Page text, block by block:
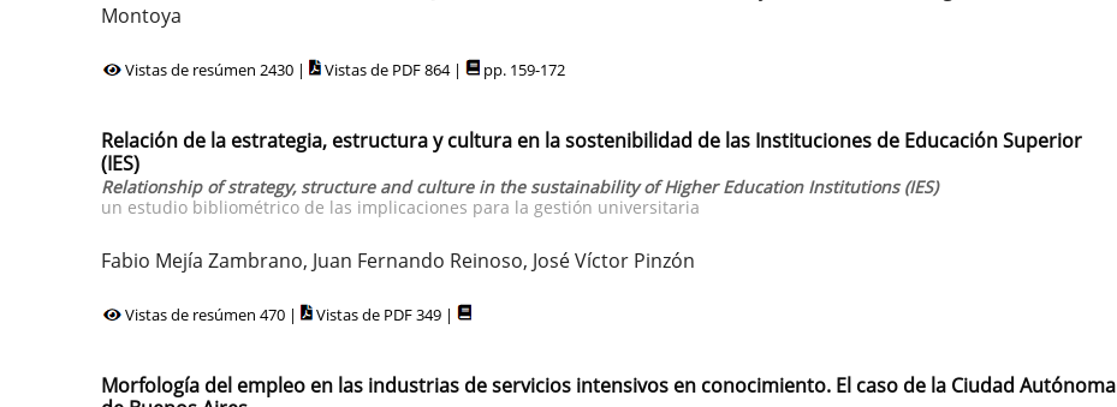
Montoya
Vistas de resúmen 2430 | Vistas de PDF 864 | pp. 159-172
Relación de la estrategia, estructura y cultura en la sostenibilidad de las Instituciones de Educación Superior
(IES)
Relationship of strategy, structure and culture in the sustainability of Higher Education Institutions (IES)
un estudio bibliométrico de las implicaciones para la gestión universitaria
Fabio Mejía Zambrano, Juan Fernando Reinoso, José Víctor Pinzón
Vistas de resúmen 470 | Vistas de PDF 349 |
Morfología del empleo en las industrias de servicios intensivos en conocimiento. El caso de la Ciudad Autónoma